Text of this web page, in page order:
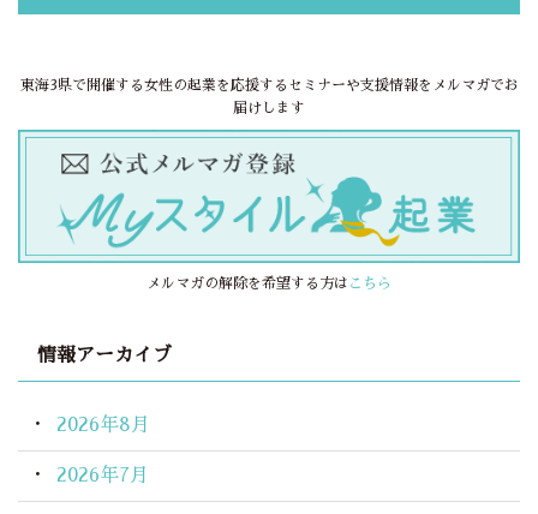
東海3県で開催する女性の起業を応援するセミナーや支援情報をメルマガでお
届けします
メルマガの解除を希望する方は こちら
情報アーカイブ
2026年8月
2026年7月